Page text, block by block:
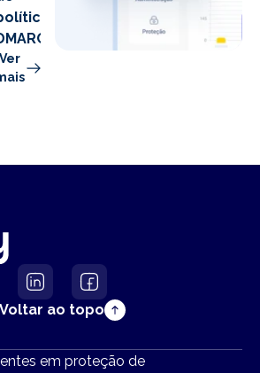
Ver
Voltar ao topo
em proteção de